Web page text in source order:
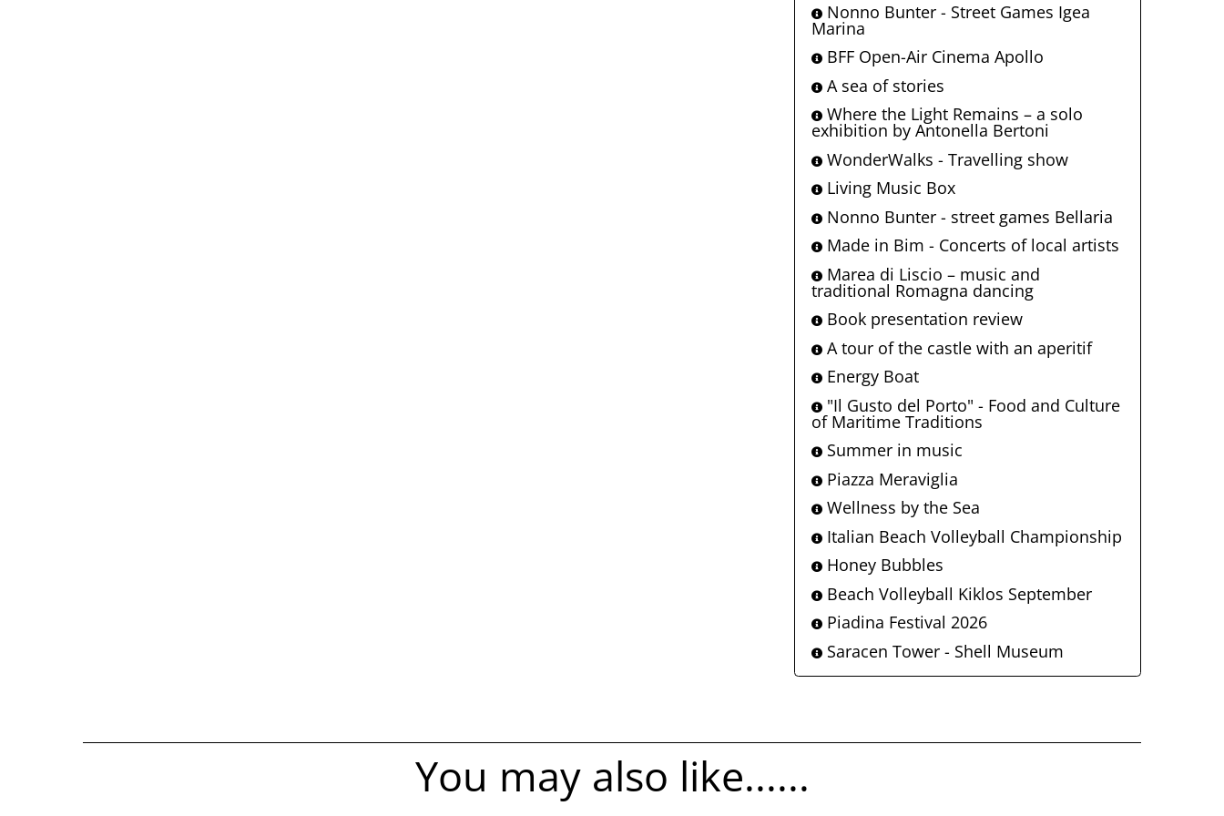
Nonno Bunter - Street Games Igea
Marina
BFF Open-Air Cinema Apollo
A sea of stories
Where the Light Remains – a solo
exhibition by Antonella Bertoni
WonderWalks - Travelling show
Living Music Box
Nonno Bunter - street games Bellaria
Made in Bim - Concerts of local artists
Marea di Liscio – music and
traditional Romagna dancing
Book presentation review
A tour of the castle with an aperitif
Energy Boat
"Il Gusto del Porto" - Food and Culture
of Maritime Traditions
Summer in music
Piazza Meraviglia
Wellness by the Sea
Italian Beach Volleyball Championship
Honey Bubbles
Beach Volleyball Kiklos September
Piadina Festival 2026
Saracen Tower - Shell Museum
You may also like......